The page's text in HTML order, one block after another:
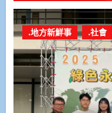
.地方新鮮事 .社會